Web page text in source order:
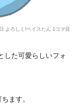
よろしく!ベイスたん 1コマ目
した可愛らしいフォ
ます。